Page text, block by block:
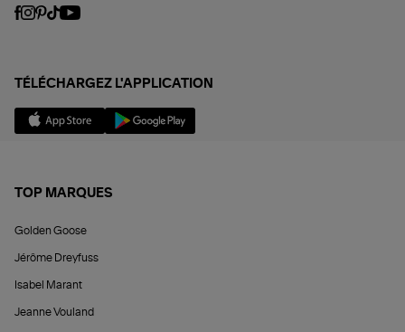
TÉLÉCHARGEZ L'APPLICATION
TOP MARQUES
Golden Goose
Jérôme Dreyfuss
Isabel Marant
Jeanne Vouland